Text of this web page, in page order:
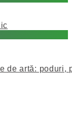
de artă: poduri,